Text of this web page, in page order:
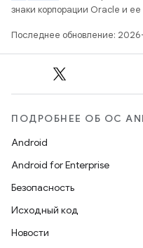
знаки корпорации Oracle и
Последнее обновление:
ПОДРОБНЕЕ ОБ ОС
Android
Android for Enterprise
Безопасность
Исходный код
Новости